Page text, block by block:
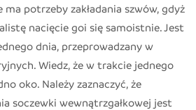
ma potrzeby zakładania szwów, gdyż
nacięcie goi się samoistnie. Jest
dnia, przeprowadzany w
Wiedz, że w trakcie jednego
oko. Należy zaznaczyć, że
soczewki wewnątrzgałkowej jest